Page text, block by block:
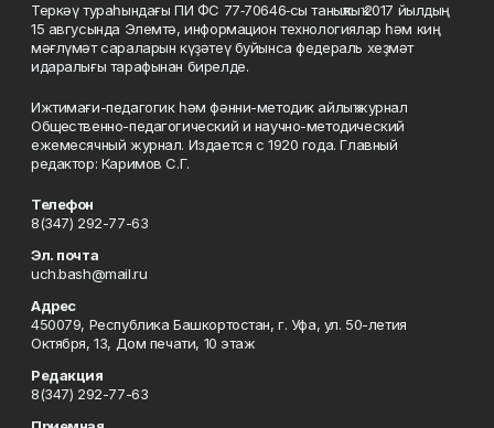
Теркәү тураһындағы ПИ ФС 77‑70646‑сы таныҡлыҡ 2017 йылдың
15 авгусында Элемтә, информацион технологиялар һәм киң
мәғлүмәт сараларын күҙәтеү буйынса федераль хеҙмәт
идаралығы тарафынан бирелде.
Ижтимағи-педагогик һәм фәнни-методик айлыҡ журнал
Общественно-педагогический и научно-методический
ежемесячный журнал. Издается с 1920 года. Главный
редактор: Каримов С.Г.
Телефон
8(347) 292-77-63
Эл. почта
uch.bash@mail.ru
Адрес
450079, Республика Башкортостан, г. Уфа, ул. 50-летия
Октября, 13, Дом печати, 10 этаж
Редакция
8(347) 292-77-63